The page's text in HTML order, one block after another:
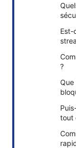
Est-
?
Que
tout